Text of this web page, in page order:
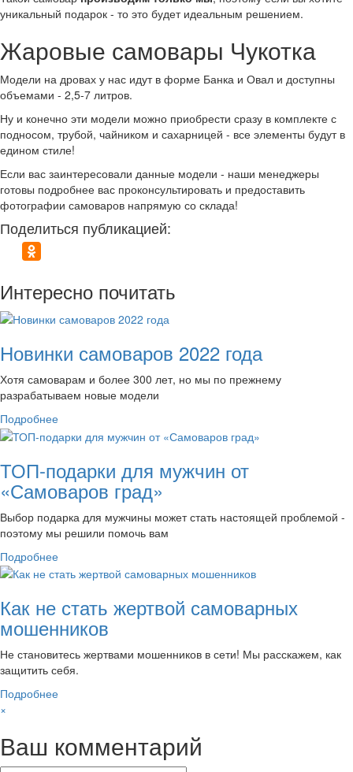
уникальный подарок - то это будет идеальным решением.
Жаровые самовары Чукотка
Модели на дровах у нас идут в форме Банка и Овал и доступны
объемами - 2,5-7 литров.
Ну и конечно эти модели можно приобрести сразу в комплекте с
подносом, трубой, чайником и сахарницей - все элементы будут в
едином стиле!
Если вас заинтересовали данные модели - наши менеджеры
готовы подробнее вас проконсультировать и предоставить
фотографии самоваров напрямую со склада!
Поделиться публикацией:
Интересно почитать
Новинки самоваров 2022 года
Хотя самоварам и более 300 лет, но мы по прежнему
разрабатываем новые модели
Подробнее
ТОП-подарки для мужчин от
«Самоваров град»
Выбор подарка для мужчины может стать настоящей проблемой -
поэтому мы решили помочь вам
Подробнее
Как не стать жертвой самоварных
мошенников
Не становитесь жертвами мошенников в сети! Мы расскажем, как
защитить себя.
Подробнее
×
Ваш комментарий